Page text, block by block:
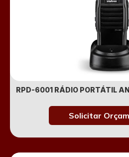
RPD-6001 RÁDIO PORTÁTIL
Solicitar